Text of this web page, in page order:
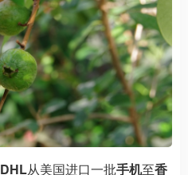
DHL从美国进口一批手机至香